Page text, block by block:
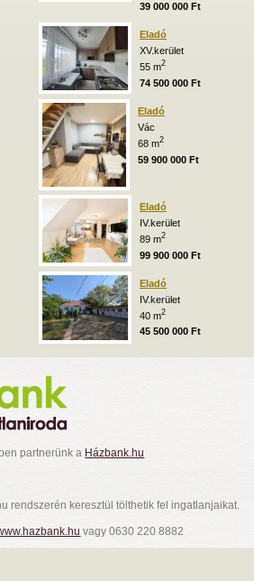
39 000 000 Ft
Eladó
XV.kerület
55 m2
74 500 000 Ft
Eladó
Vác
68 m2
59 900 000 Ft
Eladó
IV.kerület
89 m2
99 900 000 Ft
Eladó
IV.kerület
40 m2
45 500 000 Ft
partnerünk a Házbank.hu
rendszerén keresztül tölthetik fel ingatlanjaikat.
vagy 0630 220 8882